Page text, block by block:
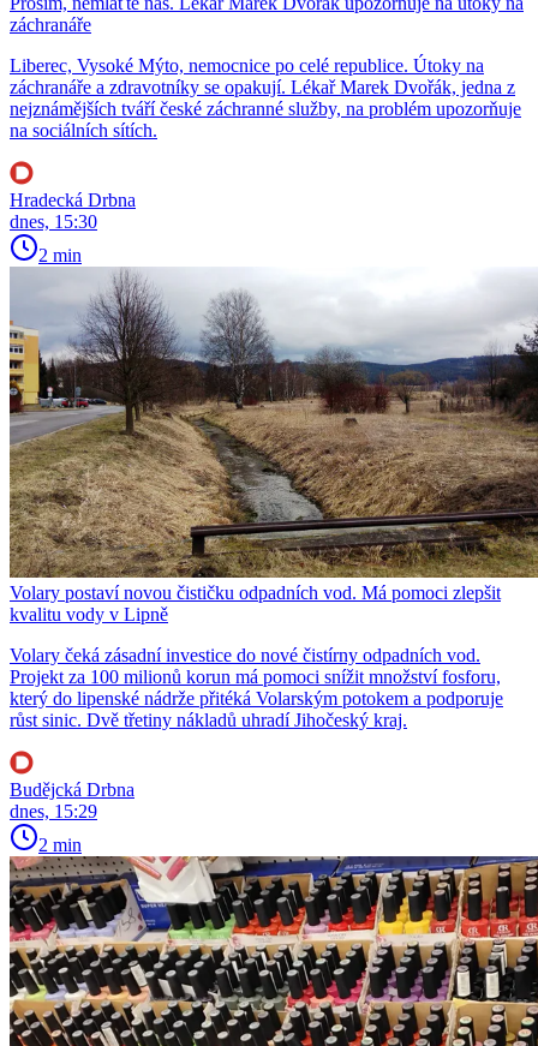
záchranáře
Liberec, Vysoké Mýto, nemocnice po celé republice. Útoky na
záchranáře a zdravotníky se opakují. Lékař Marek Dvořák, jedna z
nejznámějších tváří české záchranné služby, na problém upozorňuje
na sociálních sítích.
Hradecká Drbna
dnes, 15:30
2 min
Volary postaví novou čističku odpadních vod. Má pomoci zlepšit
kvalitu vody v Lipně
Volary čeká zásadní investice do nové čistírny odpadních vod.
Projekt za 100 milionů korun má pomoci snížit množství fosforu,
který do lipenské nádrže přitéká Volarským potokem a podporuje
růst sinic. Dvě třetiny nákladů uhradí Jihočeský kraj.
Budějcká Drbna
dnes, 15:29
2 min